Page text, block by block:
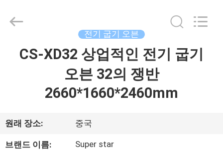
화
2026
equipments
전기 굽기 오븐
CS-XD32 상업적인 전기 굽기
오븐 32의 쟁반
2660*1660*2460mm
원래 장소: 중국
브랜드 이름: Super star